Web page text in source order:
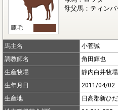
母父馬：ティン
馬主名
小菅誠
調教師名
角田輝也
生産牧場
静内白井牧場
生年月日
2011/04/02
生産地
日高郡新ひ